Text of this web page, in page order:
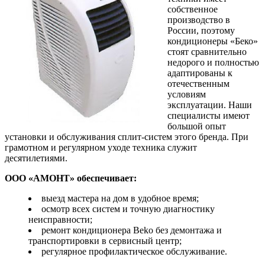
собственное
производство в
России, поэтому
кондиционеры «Беко»
стоят сравнительно
недорого и полностью
адаптированы к
отечественным
условиям
эксплуатации. Наши
специалисты имеют
большой опыт
установки и обслуживания сплит-систем этого бренда. При
грамотном и регулярном уходе техника служит
десятилетиями.
ООО «АМОНТ» обеспечивает:
выезд мастера на дом в удобное время;
осмотр всех систем и точную диагностику
неисправности;
ремонт кондиционера Beko без демонтажа и
транспортировки в сервисный центр;
регулярное профилактическое обслуживание.